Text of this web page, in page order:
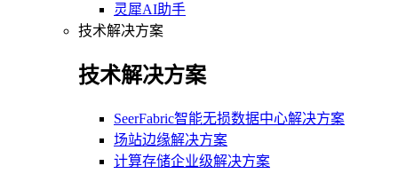
灵犀AI助手
技术解决方案
技术解决方案
SeerFabric智能无损数据中心解决方案
场站边缘解决方案
计算存储企业级解决方案